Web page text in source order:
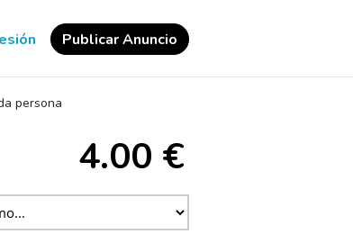
Publicar Anuncio
persona
4.00 €